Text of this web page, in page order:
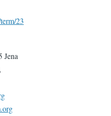
23
Jena